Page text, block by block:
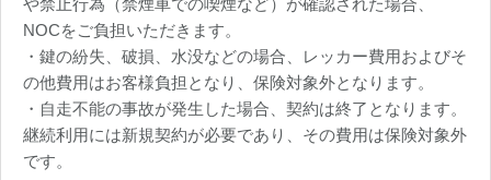
や禁止行為（禁煙車での喫煙など）が確認された場合、
NOCをご負担いただきます。
・鍵の紛失、破損、水没などの場合、レッカー費用およびそ
の他費用はお客様負担となり、保険対象外となります。
・自走不能の事故が発生した場合、契約は終了となります。
継続利用には新規契約が必要であり、その費用は保険対象外
です。